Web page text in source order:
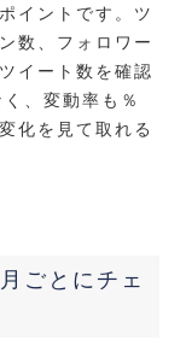
イントです。ツ
数、フォロワー
イート数を確認
、変動率も％
化を見て取れる
ごとにチェ